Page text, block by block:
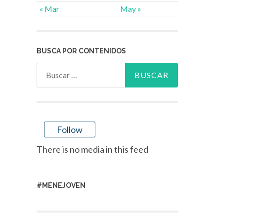
« Mar May »
BUSCA POR CONTENIDOS
Follow
There is no media in this feed
#MENEJOVEN